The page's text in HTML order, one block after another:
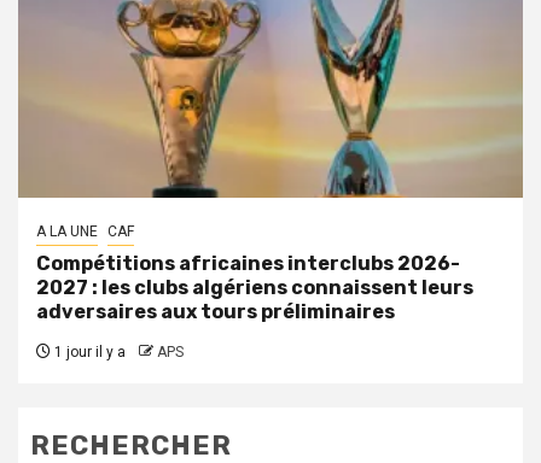
A LA UNE CAF
Compétitions africaines interclubs 2026-
2027 : les clubs algériens connaissent leurs
adversaires aux tours préliminaires
1 jour il y a APS
RECHERCHER